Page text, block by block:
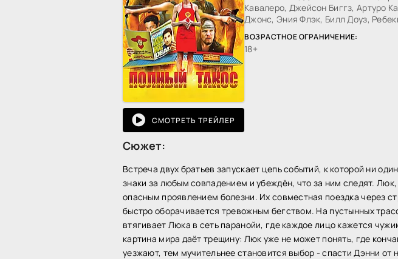
СМОТРЕТЬ ТРЕЙЛЕР
Кавалеро, Джейсон Биггз, Артуро
Джонс, Эния Флэк, Билл Доуз,
ВОЗРАСТНОЕ ОГРАНИЧЕНИЕ:
18+
Сюжет:
Встреча двух братьев запускает цепь событий, к которой ни
знаки за любым совпадением и убеждён, что за ним следят.
опасным проявлением болезни. Их совместная поездка через
быстро оборачивается тревожным бегством. На пустынных
втягивает Люка в сеть паранойи, где каждое лицо кажется
картина мира даёт трещину: Люк уже не может понять, где
уезжают, тем мучительнее становится выбор - спасти Дэнни от